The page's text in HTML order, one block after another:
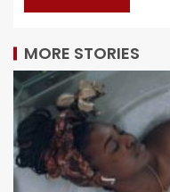
MORE STORIES